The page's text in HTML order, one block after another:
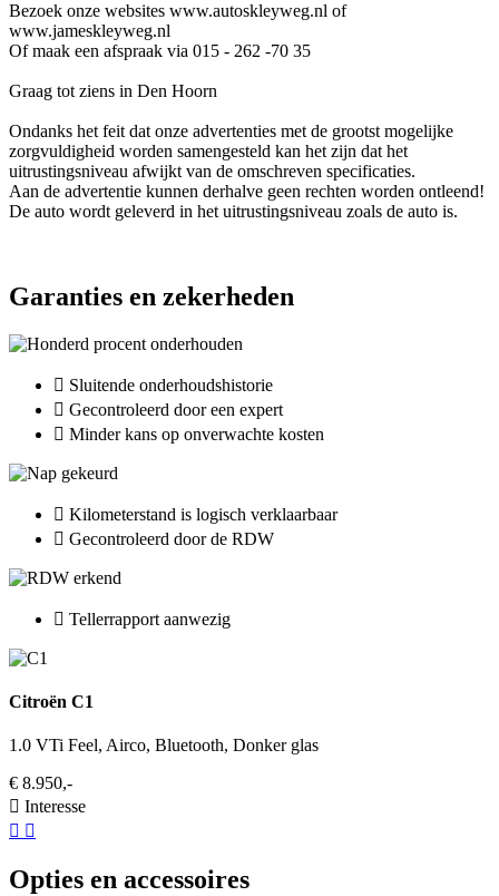
Bezoek onze websites www.autoskleyweg.nl of
www.jameskleyweg.nl
Of maak een afspraak via 015 - 262 -70 35
Graag tot ziens in Den Hoorn
Ondanks het feit dat onze advertenties met de grootst mogelijke
zorgvuldigheid worden samengesteld kan het zijn dat het
uitrustingsniveau afwijkt van de omschreven specificaties.
Aan de advertentie kunnen derhalve geen rechten worden ontleend!
De auto wordt geleverd in het uitrustingsniveau zoals de auto is.
Garanties en zekerheden
Sluitende onderhoudshistorie
Gecontroleerd door een expert
Minder kans op onverwachte kosten
Kilometerstand is logisch verklaarbaar
Gecontroleerd door de RDW
Tellerrapport aanwezig
Citroën C1
1.0 VTi Feel, Airco, Bluetooth, Donker glas
€ 8.950,-
Interesse
Opties en accessoires